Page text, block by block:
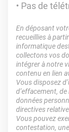
Pas de
En déposant
recueillies à
informatique
collectons vos
intégrer à notre
contenu en lien
Vous disposez
d’effacement,
données
directives
Vous pouvez
contestation,